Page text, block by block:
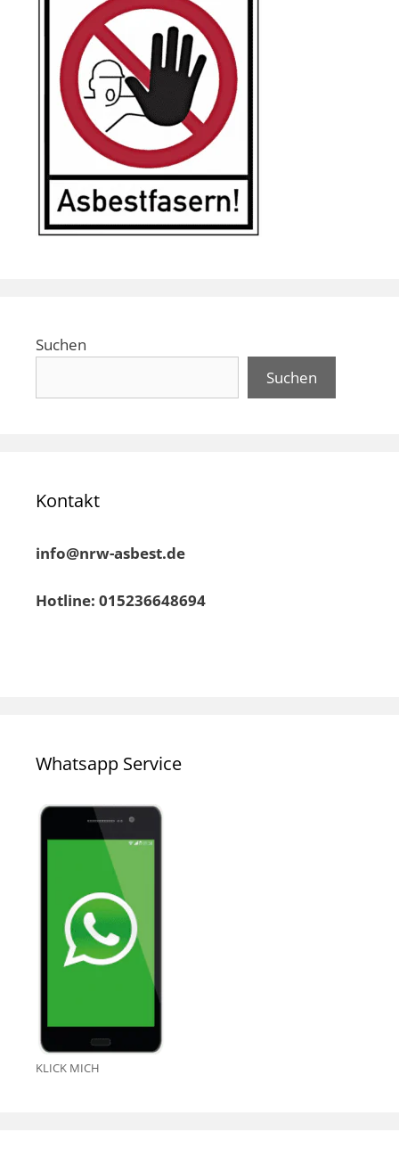
Suchen
Suchen
Kontakt
info@nrw-asbest.de
Hotline: 015236648694
Whatsapp Service
KLICK MICH